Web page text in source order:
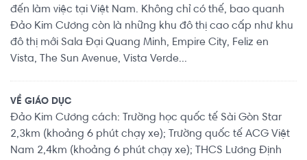
đến làm việc tại Việt Nam. Không chỉ có thế, bao quanh
Đảo Kim Cương còn là những khu đô thị cao cấp như khu
đô thị mới Sala Đại Quang Minh, Empire City, Feliz en
Vista, The Sun Avenue, Vista Verde...
VỀ GIÁO DỤC
Đảo Kim Cương cách: Trường học quốc tế Sài Gòn Star
2,3km (khoảng 6 phút chạy xe); Trường quốc tế ACG Việt
Nam 2,4km (khoảng 6 phút chạy xe); THCS Lương Định